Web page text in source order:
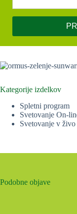
Kategorije izdelkov
Spletni program
Svetovanje On-
Svetovanje v živo
Podobne objave